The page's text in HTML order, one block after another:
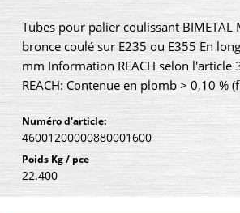
Tubes pour palier coulissant BIMETAL
bronce coulé sur E235 ou E355 En
mm Information REACH selon l'article
REACH: Contenue en plomb > 0,10 %
Numéro d'article:
46001200000880001600
Poids Kg / pce
22.400